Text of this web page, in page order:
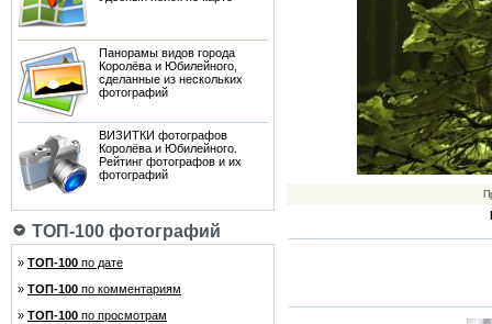
Панорамы видов города
Королёва и Юбилейного,
сделанные из нескольких
фотографий
ВИЗИТКИ фотографов
Королёва и Юбилейного.
Рейтинг фотографов и их
фотографий
ТОП-100 фотографий
» ТОП-100 по дате
» ТОП-100 по комментариям
» ТОП-100 по просмотрам